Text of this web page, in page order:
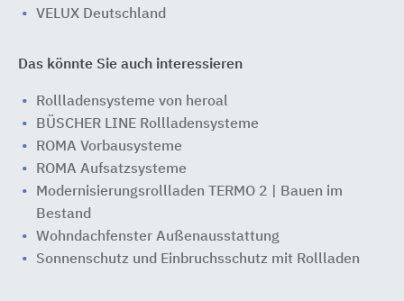
VELUX Deutschland
Das könnte Sie auch interessieren
Rollladensysteme von heroal
BÜSCHER LINE Rollladensysteme
ROMA Vorbausysteme
ROMA Aufsatzsysteme
Modernisierungsrollladen TERMO 2 | Bauen im
Bestand
Wohndachfenster Außenausstattung
Sonnenschutz und Einbruchsschutz mit Rollladen